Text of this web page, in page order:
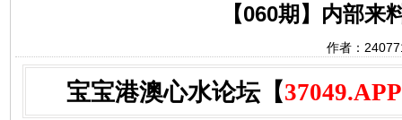
【060期】内部来
作者：
宝宝港澳心水论坛【37049.APP